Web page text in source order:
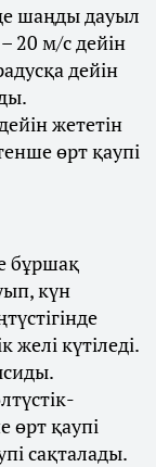
шаңды дауыл
20 м/с дейін
дейін
жететін
өрт қаупі
бұршақ
күн
желі күтіледі.
қаупі
сақталады.